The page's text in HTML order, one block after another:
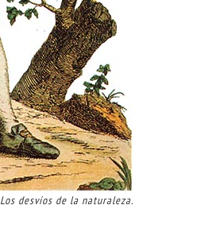
Los desvíos de la naturaleza.